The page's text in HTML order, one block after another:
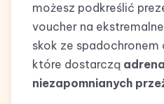
możesz podkreślić
voucher na
skok ze spadochronem
które dostarczą
niezapomnianych